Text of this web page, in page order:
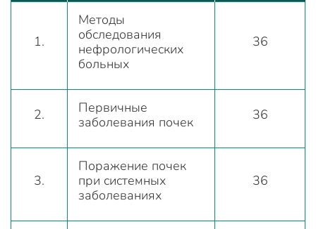
1.
Методы
обследования
нефрологических
больных
36
2.
Первичные
заболевания почек
36
3.
Поражение почек
при системных
заболеваниях
36